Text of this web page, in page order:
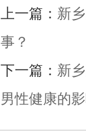
上一篇： 新
事？
下一篇： 新
男性健康的